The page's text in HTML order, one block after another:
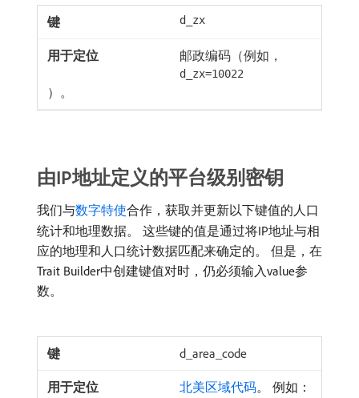
d_zx
邮政编码（例如，
d_zx=10022
）。
由IP地址定义的平台级别密钥
我们与数字特使合作，获取并更新以下键值的人口
统计和地理数据。 这些键的值是通过将IP地址与相
应的地理和人口统计数据匹配来确定的。 但是，在
Trait Builder中创建键值对时，仍必须输入value参
数。
d_area_code
北美区域代码。 例如：